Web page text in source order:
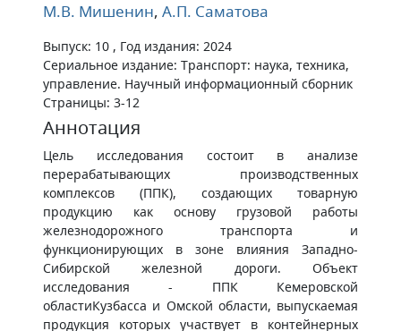
М.В. Мишенин, А.П. Саматова
Выпуск: 10 , Год издания: 2024
Сериальное издание: Транспорт: наука, техника,
управление. Научный информационный сборник
Страницы: 3-12
Аннотация
Цель исследования состоит в анализе
перерабатывающих производственных
комплексов (ППК), создающих товарную
продукцию как основу грузовой работы
железнодорожного транспорта и
функционирующих в зоне влияния Западно-
Сибирской железной дороги. Объект
исследования - ППК Кемеровской
областиКузбасса и Омской области, выпускаемая
продукция которых участвует в контейнерных